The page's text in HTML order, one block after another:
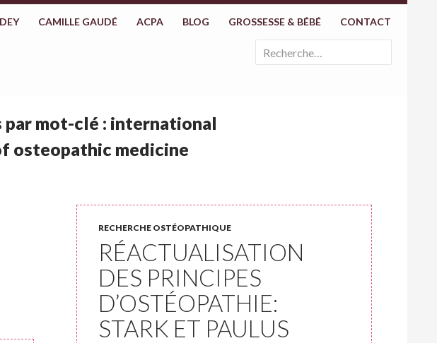
CAMILLE GAUDÉ ACPA BLOG GROSSESSE & BÉBÉ CONTACT
Rechercher :
par mot-clé : international
osteopathic medicine
RECHERCHE OSTÉOPATHIQUE
RÉACTUALISATION
DES PRINCIPES
D’OSTÉOPATHIE:
STARK ET PAULUS